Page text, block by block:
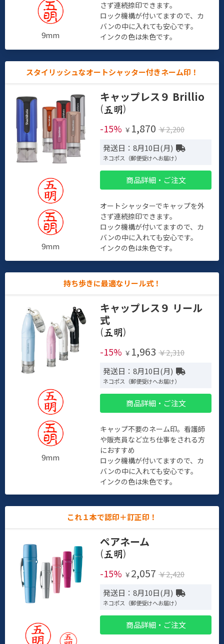
9mm
さず連続捺印できます。
ロック機構が付いてますので、カ
バンの中に入れても安心です。
インクの色は朱色です。
スタイリッシュなオートシャッター付きネーム印！
9mm
キャップレス９ Brillio
(
)
-15% ￥ 1,870 ￥2,200
発送日：8月10日(月)
ネコポス（郵便受けへお届け）
商品詳細・ご注文
オートシャッターでキャップを外
さず連続捺印できます。
ロック機構が付いてますので、カ
バンの中に入れても安心です。
インクの色は朱色です。
持ち歩きに最適なリール式！
9mm
キャップレス９ リール
式
(
)
-15% ￥ 1,963 ￥2,310
発送日：8月10日(月)
ネコポス（郵便受けへお届け）
商品詳細・ご注文
キャップ不要のネーム印。看護師
や販売員など立ち仕事をされる方
におすすめ
ロック機構が付いてますので、カ
バンの中に入れても安心です。
インクの色は朱色です。
これ１本で認印＋訂正印！
ペアネーム
(
)
-15% ￥ 2,057 ￥2,420
発送日：8月10日(月)
ネコポス（郵便受けへお届け）
商品詳細・ご注文